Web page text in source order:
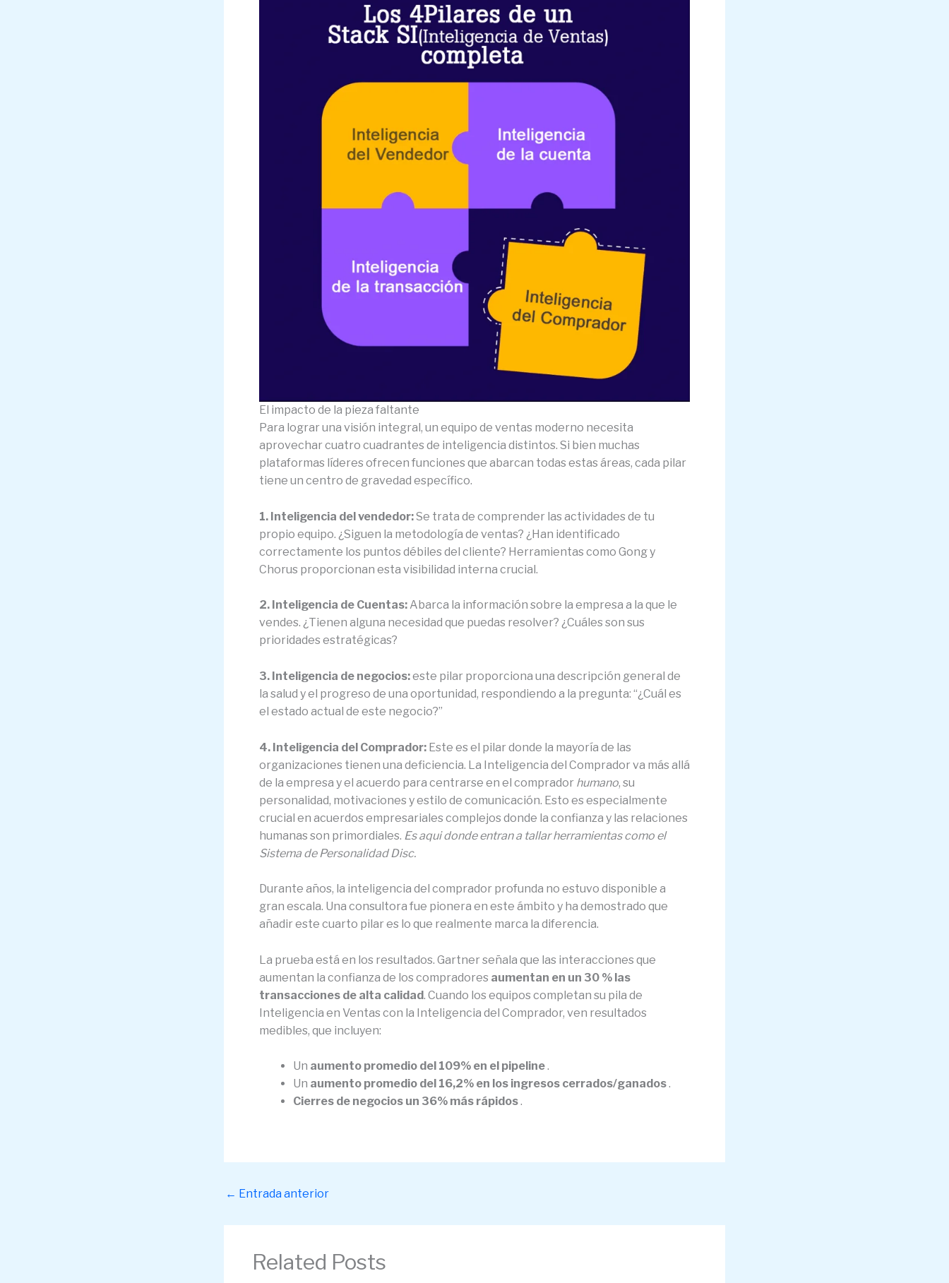
El impacto de la pieza faltante
Para lograr una visión integral, un equipo de ventas moderno necesita
aprovechar cuatro cuadrantes de inteligencia distintos. Si bien muchas
plataformas líderes ofrecen funciones que abarcan todas estas áreas, cada pilar
tiene un centro de gravedad específico.
1. Inteligencia del vendedor:Se trata de comprender las actividades de tu
propio equipo. ¿Siguen la metodología de ventas? ¿Han identificado
correctamente los puntos débiles del cliente? Herramientas como Gong y
Chorus proporcionan esta visibilidad interna crucial.
2. Inteligencia de Cuentas: Abarca la información sobre la empresa a la que le
vendes. ¿Tienen alguna necesidad que puedas resolver? ¿Cuáles son sus
prioridades estratégicas?
3. Inteligencia de negocios:este pilar proporciona una descripción general de
la salud y el progreso de una oportunidad, respondiendo a la pregunta: “¿Cuál es
el estado actual de este negocio?”
4. Inteligencia del Comprador: Este es el pilar donde la mayoría de las
organizaciones tienen una deficiencia. La Inteligencia del Comprador va más allá
de la empresa y el acuerdo para centrarse en el comprador humano, su
personalidad, motivaciones y estilo de comunicación. Esto es especialmente
crucial en acuerdos empresariales complejos donde la confianza y las relaciones
humanas son primordiales. Es aqui donde entran a tallar herramientas como el
Sistema de Personalidad Disc.
Durante años, la inteligencia del comprador profunda no estuvo disponible a
gran escala. Una consultora fue pionera en este ámbito y ha demostrado que
añadir este cuarto pilar es lo que realmente marca la diferencia.
La prueba está en los resultados. Gartner señala que las interacciones que
aumentan la confianza de los compradores aumentan en un 30 % las
transacciones de alta calidad. Cuando los equipos completan su pila de
Inteligencia en Ventas con la Inteligencia del Comprador, ven resultados
medibles, que incluyen:
Un aumento promedio del 109% en el pipeline.
Un aumento promedio del 16,2% en los ingresos cerrados/ganados.
Cierres de negocios un 36% más rápidos.
← Entrada anterior
Related Posts